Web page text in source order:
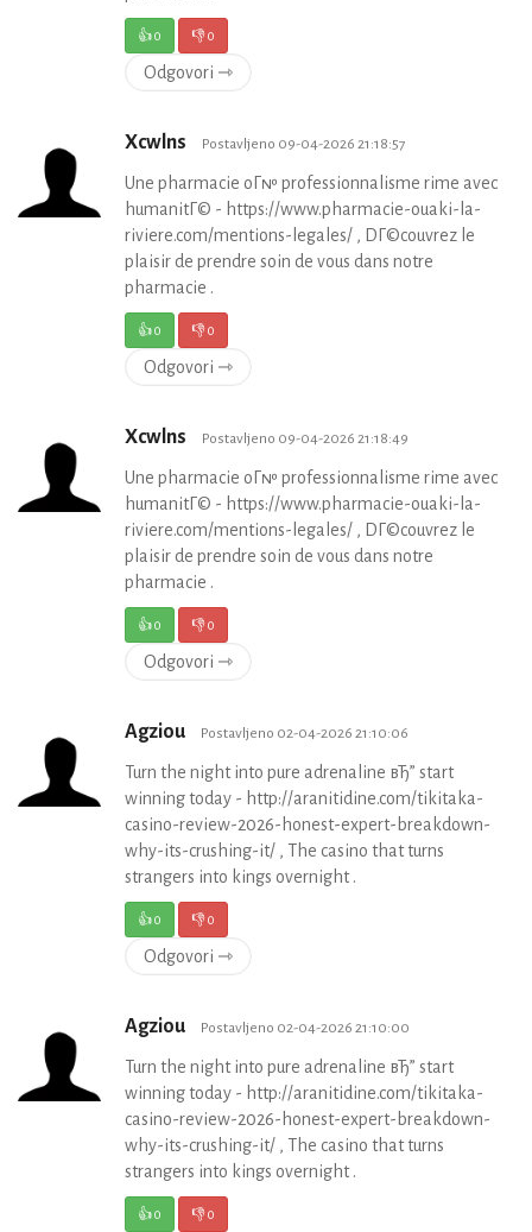
👍0 👎0
Odgovori ⇾
Xcwlns Postavljeno 09-04-2026 21:18:57
Une pharmacie oГ№ professionnalisme rime avec
humanitГ© - https://www.pharmacie-ouaki-la-
riviere.com/mentions-legales/ , DГ©couvrez le
plaisir de prendre soin de vous dans notre
pharmacie .
👍0 👎0
Odgovori ⇾
Xcwlns Postavljeno 09-04-2026 21:18:49
Une pharmacie oГ№ professionnalisme rime avec
humanitГ© - https://www.pharmacie-ouaki-la-
riviere.com/mentions-legales/ , DГ©couvrez le
plaisir de prendre soin de vous dans notre
pharmacie .
👍0 👎0
Odgovori ⇾
Agziou Postavljeno 02-04-2026 21:10:06
Turn the night into pure adrenaline вЂ” start
winning today - http://aranitidine.com/tikitaka-
casino-review-2026-honest-expert-breakdown-
why-its-crushing-it/ , The casino that turns
strangers into kings overnight .
👍0 👎0
Odgovori ⇾
Agziou Postavljeno 02-04-2026 21:10:00
Turn the night into pure adrenaline вЂ” start
winning today - http://aranitidine.com/tikitaka-
casino-review-2026-honest-expert-breakdown-
why-its-crushing-it/ , The casino that turns
strangers into kings overnight .
👍0 👎0